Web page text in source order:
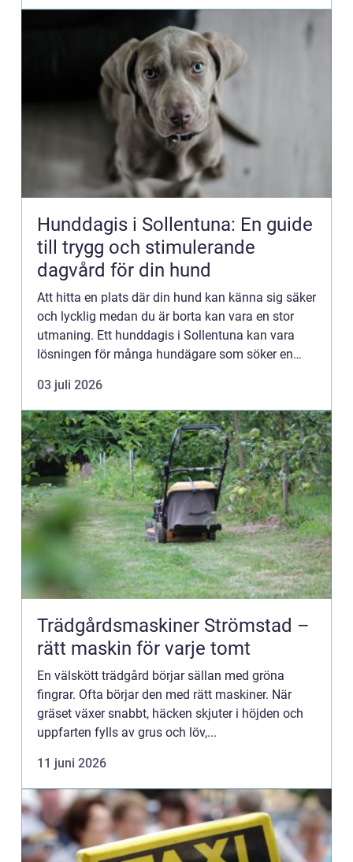
Hunddagis i Sollentuna: En guide
till trygg och stimulerande
dagvård för din hund
Att hitta en plats där din hund kan känna sig säker
och lycklig medan du är borta kan vara en stor
utmaning. Ett hunddagis i Sollentuna kan vara
lösningen för många hundägare som söker en
03 juli 2026
Trädgårdsmaskiner Strömstad –
rätt maskin för varje tomt
En välskött trädgård börjar sällan med gröna
fingrar. Ofta börjar den med rätt maskiner. När
gräset växer snabbt, häcken skjuter i höjden och
uppfarten fylls av grus och löv,...
11 juni 2026